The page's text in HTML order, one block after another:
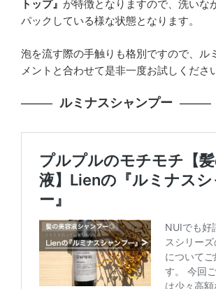
トップ』 が特徴となりますので、洗いな
パックしている様な状態となります。
泡を流す際の手触りも格別ですので、ル
メントと合わせて是非一度お試しくだ
ルミナスシャンプー